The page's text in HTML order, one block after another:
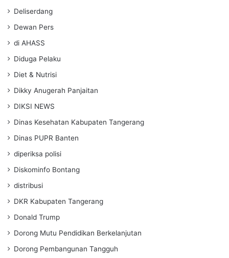
Deliserdang
Dewan Pers
di AHASS
Diduga Pelaku
Diet & Nutrisi
Dikky Anugerah Panjaitan
DIKSI NEWS
Dinas Kesehatan Kabupaten Tangerang
Dinas PUPR Banten
diperiksa polisi
Diskominfo Bontang
distribusi
DKR Kabupaten Tangerang
Donald Trump
Dorong Mutu Pendidikan Berkelanjutan
Dorong Pembangunan Tangguh